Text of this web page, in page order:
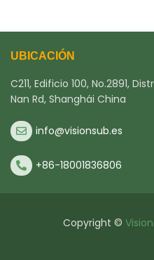
UBICACIÓN
C211, Edificio 100, No.2891,
Nan Rd, Shanghái China
info@visionsub.es
+86-18001836806
Copyright © Vision